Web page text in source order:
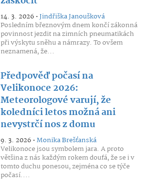
14. 3. 2026 •Jindřiška Janoušková
Posledním březnovým dnem končí zákonná
povinnost jezdit na zimních pneumatikách
při výskytu sněhu a námrazy. To ovšem
neznamená, že...
Předpověď počasí na
Velikonoce 2026:
Meteorologové varují, že
koledníci letos možná ani
nevystrčí nos z domu
9. 3. 2026 •Monika Brešťanská
Velikonoce jsou symbolem jara. A proto
většina z nás každým rokem doufá, že se i v
tomto duchu ponesou, zejména co se týče
počasí....